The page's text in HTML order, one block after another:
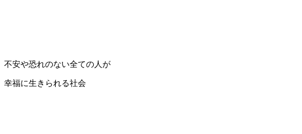
不安や恐れのない全ての人が
幸福に生きられる社会